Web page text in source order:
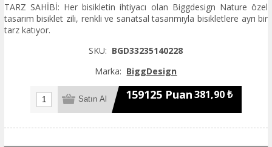
TARZ SAHİBİ: Her bisikletin ihtiyacı olan Biggdesign Nature özel
tasarım bisiklet zili, renkli ve sanatsal tasarımıyla bisikletlere ayrı bir
tarz katıyor.
SKU: BGD33235140228
Marka: BiggDesign
159125 Puan381,90 ₺